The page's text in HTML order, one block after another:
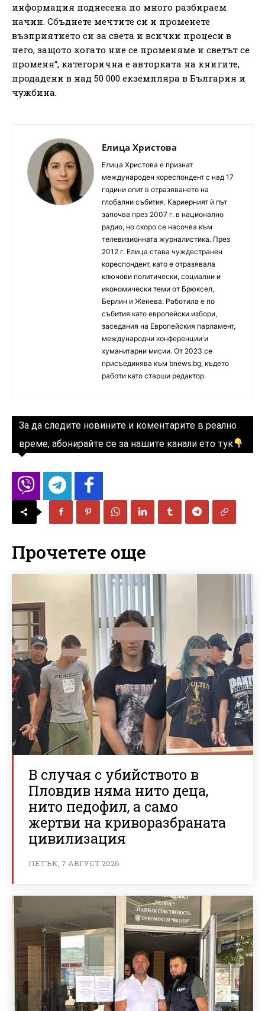
информация поднесена по много разбираем
начин. Сбъднете мечтите си и променете
възприятието си за света и всички процеси в
него, защото когато ние се променяме и светът се
променя“, категорична е авторката на книгите,
продадени в над 50 000 екземпляра в България и
чужбина.
Елица Христова
Елица Христова е признат
международен кореспондент с над 17
години опит в отразяването на
глобални събития. Кариерният ѝ път
започва през 2007 г. в национално
радио, но скоро се насочва към
телевизионната журналистика. През
2012 г. Елица става чуждестранен
кореспондент, като е отразявала
ключови политически, социални и
икономически теми от Брюксел,
Берлин и Женева. Работила е по
събития като европейски избори,
заседания на Европейския парламент,
международни конференции и
хуманитарни мисии. От 2023 се
присъединява към bnews.bg, където
работи като старши редактор.
За да следите новините и коментарите в реално
време, абонирайте се за нашите канали ето тук
Прочетете още
В случая с убийството в
Пловдив няма нито деца,
нито педофил, а само
жертви на криворазбраната
цивилизация
ПЕТЪК, 7 АВГУСТ 2026